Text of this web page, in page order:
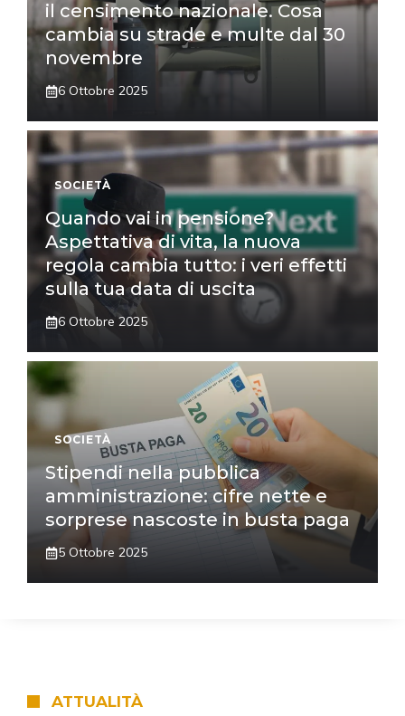
il censimento nazionale. Cosa
cambia su strade e multe dal 30
novembre
6 Ottobre 2025
SOCIETÀ
Quando vai in pensione?
Aspettativa di vita, la nuova
regola cambia tutto: i veri effetti
sulla tua data di uscita
6 Ottobre 2025
SOCIETÀ
Stipendi nella pubblica
amministrazione: cifre nette e
sorprese nascoste in busta paga
5 Ottobre 2025
ATTUALITÀ